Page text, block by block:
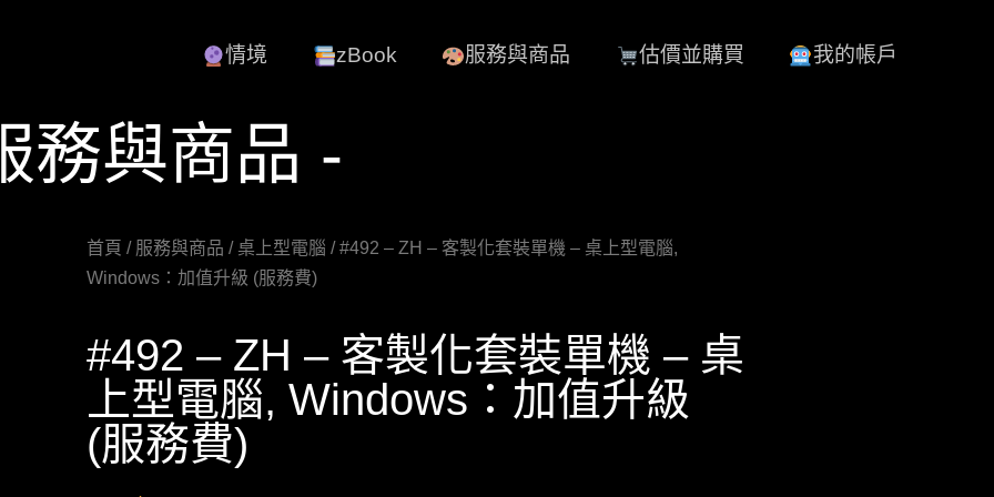
情境 zBook 服務與商品 估價並購買 我的帳戶
務與商品 -
首頁 / 服務與商品 / 桌上型電腦 / #492 – ZH – 客製化套裝單機 – 桌上型電腦,
Windows：加值升級 (服務費)
#492 – ZH – 客製化套裝單機 – 桌
上型電腦, Windows：加值升級
(服務費)